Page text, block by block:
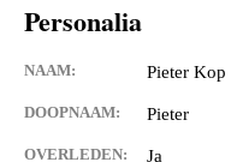
Personalia
NAAM: Pieter Kop
DOOPNAAM: Pieter
OVERLEDEN: Ja